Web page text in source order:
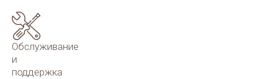
Обслуживание
и
поддержка